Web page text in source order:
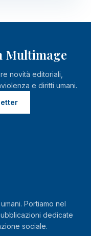
Multimage
novità editoriali,
e diritti umani.
Portiamo nel
dedicate
sociale.